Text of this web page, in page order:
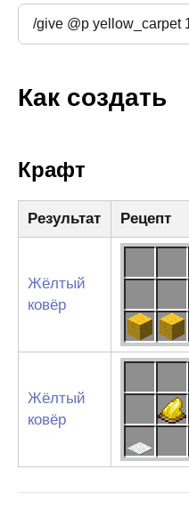
Как создать
Крафт
Результат Рецепт
Жёлтый
ковёр
Жёлтый
ковёр